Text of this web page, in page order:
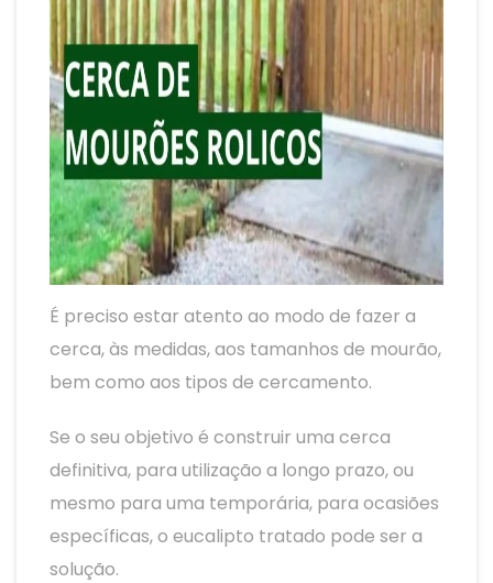
É preciso estar atento ao modo de fazer a
cerca, às medidas, aos tamanhos de mourão,
bem como aos tipos de cercamento.
Se o seu objetivo é construir uma cerca
definitiva, para utilização a longo prazo, ou
mesmo para uma temporária, para ocasiões
específicas, o eucalipto tratado pode ser a
solução.